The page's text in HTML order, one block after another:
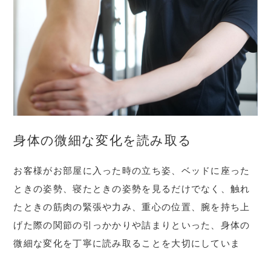
身体の微細な変化を読み取る
お客様がお部屋に入った時の立ち姿、ベッドに座った
ときの姿勢、寝たときの姿勢を見るだけでなく、触れ
たときの筋肉の緊張や力み、重心の位置、腕を持ち上
げた際の関節の引っかかりや詰まりといった、身体の
微細な変化を丁寧に読み取ることを大切にしていま